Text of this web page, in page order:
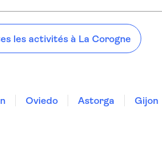
les activités à La Corogne
Oviedo Astorga Gijon